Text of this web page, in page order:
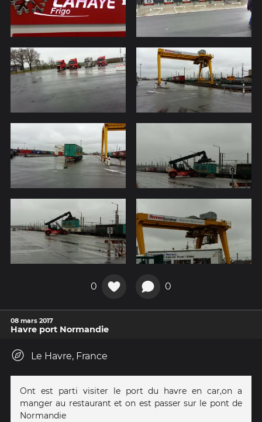
0 0
08 mars 2017
Havre port Normandie
Le Havre, France
Ont est parti visiter le port du havre en car,on a
manger au restaurant et on est passer sur le pont de
Normandie